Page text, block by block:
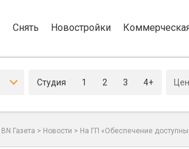
Снять Новостройки
Студия 1 2 3 4+
BN Газета > Новости > На ГП «Обеспечение